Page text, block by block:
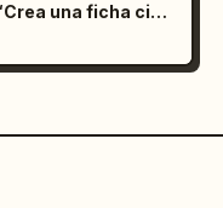
Prompt de ficha de personaje: “Crea una ficha cinemat